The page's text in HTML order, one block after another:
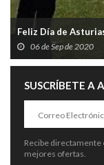
Feliz Día de
06 de Sep de 2020
SUSCRÍBETE A
Recibe directamente
mejores ofertas.